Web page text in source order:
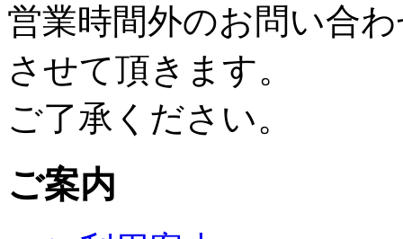
営業時間外のお問い合
させて頂きます。
ご了承ください。
ご案内